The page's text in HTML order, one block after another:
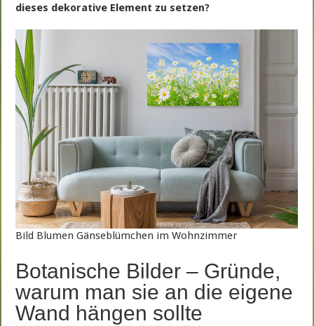
dieses dekorative Element zu setzen?
Bild Blumen Gänseblümchen im Wohnzimmer
Botanische Bilder – Gründe,
warum man sie an die eigene
Wand hängen sollte